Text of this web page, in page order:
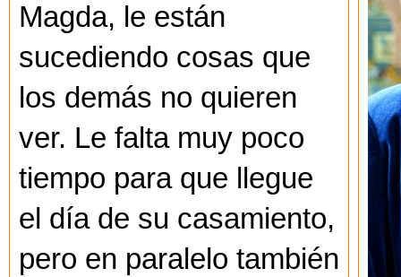
Magda, le están
sucediendo cosas que
los demás no quieren
ver. Le falta muy poco
tiempo para que llegue
el día de su casamiento,
pero en paralelo también